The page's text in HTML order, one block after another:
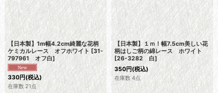
【日本製】1m幅4.2cm綺麗な花柄
ケミカルレース オフホワイト [31-
797961 オフ白]
330円(税込)
在庫数 21点
【日本製】１ｍ！幅7.5cm美しい花
柄はしご柄の綿レース ホワイト
[26-3282 白]
350円(税込)
在庫数 4点